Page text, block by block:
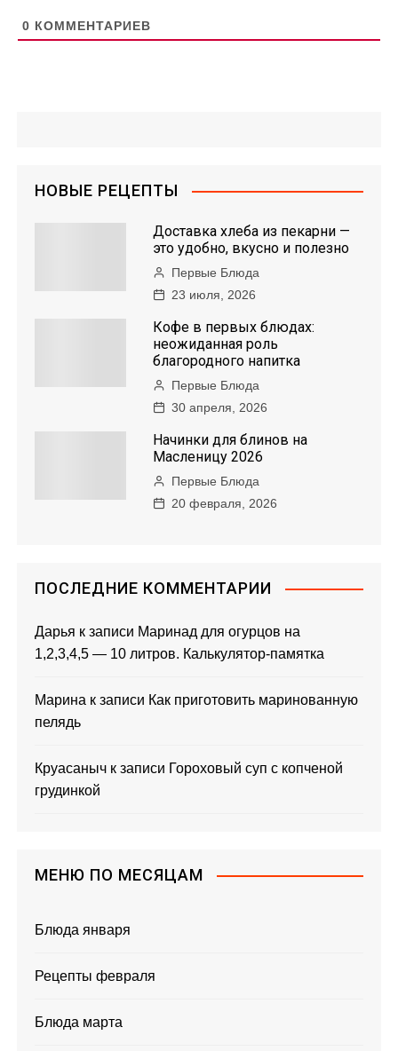
0 КОММЕНТАРИЕВ
НОВЫЕ РЕЦЕПТЫ
Доставка хлеба из пекарни —
это удобно, вкусно и полезно
Первые Блюда
23 июля, 2026
Кофе в первых блюдах:
неожиданная роль
благородного напитка
Первые Блюда
30 апреля, 2026
Начинки для блинов на
Масленицу 2026
Первые Блюда
20 февраля, 2026
ПОСЛЕДНИЕ КОММЕНТАРИИ
Дарья к записи Маринад для огурцов на
1,2,3,4,5 — 10 литров. Калькулятор-памятка
Марина к записи Как приготовить маринованную
пелядь
Круасаныч к записи Гороховый суп с копченой
грудинкой
МЕНЮ ПО МЕСЯЦАМ
Блюда января
Рецепты февраля
Блюда марта